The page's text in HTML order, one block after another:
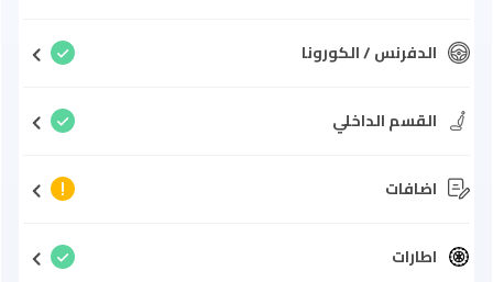
الدفرنس / الكورونا
القسم الداخلي
اضافات
اطارات